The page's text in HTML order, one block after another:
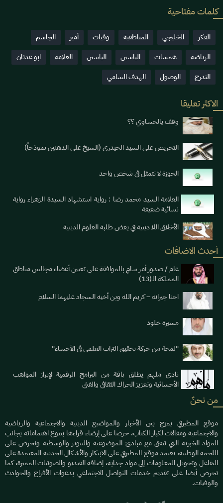
كلمات مفتاحية
الفكر الخليجي المناطقية وفيات أمير
الجاسم
الرياضة
همسات الياسين الياسين العلامة
ابو عدنان
التدرج
الوصول الهدف السامي
الاكثر تعليقا
وقف يالحساوي ؟؟
التحريض على السيد الحيدري (الشيخ علي الدهنين نموذجاً)
الحوزة لا تتمثل في شخص واحد
العلامة السيد محمد رضا : رواية استشهاد السيدة الزهراء رواية
نسائية ضعيفة
الأخلاق اللا دينية في بعض طلبة العلوم الدينية
أحدث الاضافات
عام / صدور أمر سامٍ بالموافقة على تعيين أعضاء مجالس مناطق
المملكة الـ(13)
احنا جيرانه – كريم الله وبن أخيه السجاد عليهما السلام
مسيرة خلود
"لمحة من حركة تحقيق التراث العلمي في الأحساء"
نادي ملهم يطلق باقة من البرامج الرقمية لإبراز المواهب
الأحسائية وتعزيز الحراك الثقافي والفني
من نحنٌ
موقع المطيرفي يمزج بين الأخبار والمواضيع الدينية والاجتماعية والرياضية
والاجتماعية ومقالات لكبار الكتاب، حرصا على إرضاء قراءها بتنوع اهتماماته بجانب
المواد الخبرية التي تتفق مع مبادئ الموضوعية والتنوير والوسطية ونحرص على
اللحمة الوطنية، يعتمد موقع المطيرفي على الابتكار والأشكال الحديثة المعتمدة على
التفاعل وتحويل المعلومات إلى مواد جذابة، إضافة الفيديو والصوتيات المميزة، كما
نحرص أيضا على تقديم خدمات التواصل الاجتماعي بدعوات الأفراح والحوادث
والوفيات.